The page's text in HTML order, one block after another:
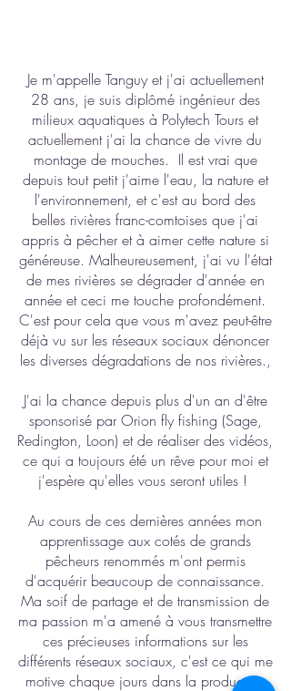
Je m'appelle Tanguy et j'ai actuellement
28 ans, je suis diplômé ingénieur des
milieux aquatiques à Polytech Tours et
actuellement j'ai la chance de vivre du
montage de mouches. Il est vrai que
depuis tout petit j'aime l'eau, la nature et
l'environnement, et c'est au bord des
belles rivières franc-comtoises que j'ai
appris à pêcher et à aimer cette nature si
généreuse. Malheureusement, j'ai vu l'état
de mes rivières se dégrader d'année en
année et ceci me touche profondément.
C'est pour cela que vous m'avez peut-être
déjà vu sur les réseaux sociaux dénoncer
les diverses dégradations de nos rivières.,
J'ai la chance depuis plus d'un an d'être
sponsorisé par Orion fly fishing (Sage,
Redington, Loon) et de réaliser des vidéos,
ce qui a toujours été un rêve pour moi et
j'espère qu'elles vous seront utiles !
Au cours de ces dernières années mon
apprentissage aux cotés de grands
pêcheurs renommés m'ont permis
d'acquérir beaucoup de connaissance.
Ma soif de partage et de transmission de
ma passion m'a amené à vous transmettre
ces précieuses informations sur les
différents réseaux sociaux, c'est ce qui me
motive chaque jours dans la production